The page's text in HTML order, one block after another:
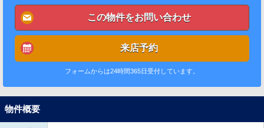
この物件をお問い合わせ
来店予約
フォームからは24時間365日受付しています。
物件概要